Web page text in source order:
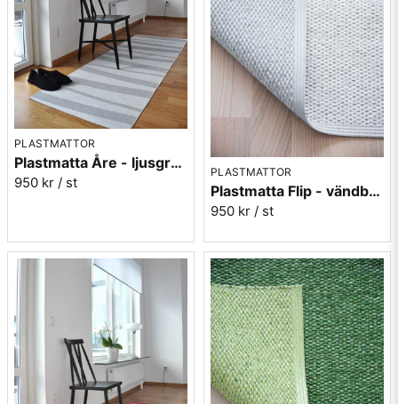
PLASTMATTOR
Plastmatta Åre - ljusgrå/vit
950 kr / st
PLASTMATTOR
Plastmatta Flip - vändbar vit/grå
950 kr / st